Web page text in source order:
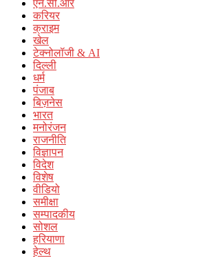
एन.सी.आर
करियर
क्राइम
खेल
टेक्नोलॉजी & AI
दिल्ली
धर्म
पंजाब
बिज़नेस
भारत
मनोरंजन
राजनीति
विज्ञापन
विदेश
विशेष
वीडियो
समीक्षा
सम्पादकीय
सोशल
हरियाणा
हेल्थ